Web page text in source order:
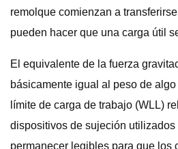
remolque comienzan a
pueden hacer que una carga útil
El equivalente de la fuerza
básicamente igual al peso de
límite de carga de trabajo (WLL)
dispositivos de sujeción
permanecer legibles para que los